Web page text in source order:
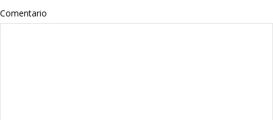
Informática
Comentario